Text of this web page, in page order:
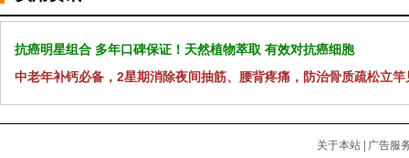
抗癌明星组合 多年口碑保证！天然植物萃取 有效对抗癌细胞
中老年补钙必备，2星期消除夜间抽筋、腰背疼痛，防治骨质疏松立竿
关于本站
广告服